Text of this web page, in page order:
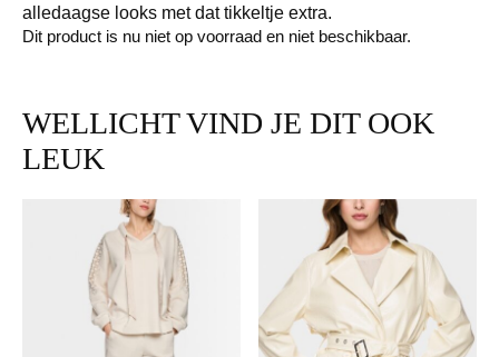
alledaagse looks met dat tikkeltje extra.
Dit product is nu niet op voorraad en niet beschikbaar.
WELLICHT VIND JE DIT OOK
LEUK